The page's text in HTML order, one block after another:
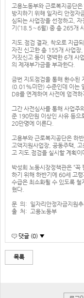
고용노동부와 근로복지공단은
방지하기 위해 일자리 안정자
심되는 사업장을 선정하고,
기(‘18.5～6월) 중 총 265개
지도.점검 결과, 착오로 지급
자진 신고한 총 155개 사업장
거짓신고 등이 명백한 6개 사
의 제재부가금을 부과한다.
금번 지도점검을 통해 환수된
(0.01%미만) 수준인데 이는
DB를 연계하여 사전에 엄격
그간 사전심사를 통해 사업주
준 190만원 이상인 사유 등으
20만명에 이른다.
고용부와 근로복지공단은 하
고액지원사업장, 공동주택,
고 지도.점검을 실시할 계획이
박성희 노동시장정책관은 “꼭
하기 위해 하반기에 60세 고
수급은 최소화될 수 있도록 철
혔다.
문 의: 일자리안정자금지원
출 처: 고용노동부
댓글 (0) ▼
목록